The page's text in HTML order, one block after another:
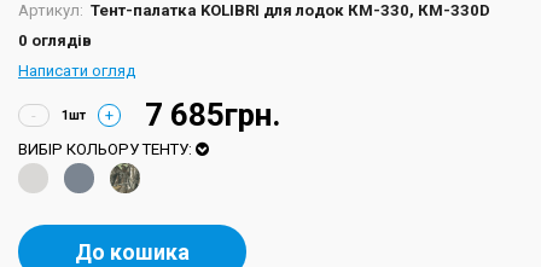
Артикул: Тент-палатка KOLIBRI для лодок КМ-330, КМ-330D
0 оглядів
Написати огляд
- + 7 685грн.
ВИБІР КОЛЬОРУ ТЕНТУ:
До кошика